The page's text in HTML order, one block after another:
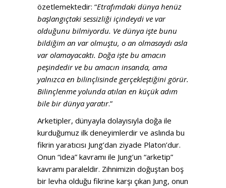
özetlemektedir: “Etrafımdaki dünya henüz
başlangıçtaki sessizliği içindeydi ve var
olduğunu bilmiyordu. Ve dünya işte bunu
bildiğim an var olmuştu, o an olmasaydı asla
var olamayacaktı. Doğa işte bu amacın
peşindedir ve bu amacın insanda, ama
yalnızca en bilinçlisinde gerçekleştiğini görür.
Bilinçlenme yolunda atılan en küçük adım
bile bir dünya yaratır.”
Arketipler, dünyayla dolayısıyla doğa ile
kurduğumuz ilk deneyimlerdir ve aslında bu
fikrin yaratıcısı Jung’dan ziyade Platon’dur.
Onun “idea” kavramı ile Jung’un “arketip”
kavramı paraleldir. Zihnimizin doğuştan boş
bir levha olduğu fikrine karşı çıkan Jung, onun